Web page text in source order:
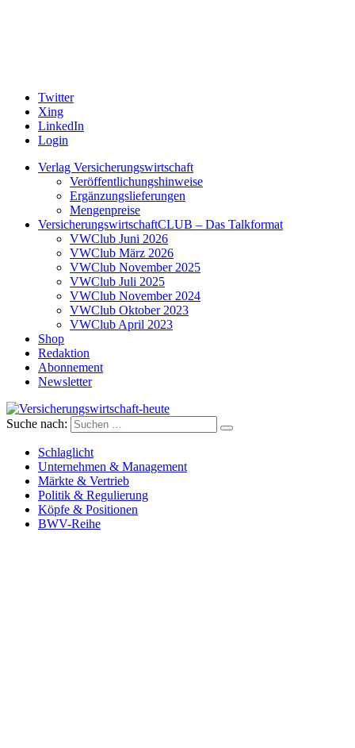
Twitter
Xing
LinkedIn
Login
Verlag Versicherungswirtschaft
Veröffentlichungshinweise
Ergänzungslieferungen
Mengenpreise
VersicherungswirtschaftCLUB – Das Talkformat
VWClub Juni 2026
VWClub März 2026
VWClub November 2025
VWClub Juli 2025
VWClub November 2024
VWClub Oktober 2023
VWClub April 2023
Shop
Redaktion
Abonnement
Newsletter
Versicherungswirtschaft-heute
Suche nach:
Schlaglicht
Unternehmen & Management
Märkte & Vertrieb
Politik & Regulierung
Köpfe & Positionen
BWV-Reihe